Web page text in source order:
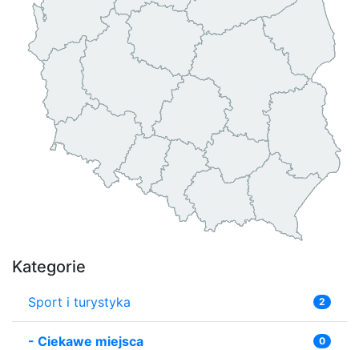
Kategorie
Sport i turystyka 2
- Ciekawe miejsca 0